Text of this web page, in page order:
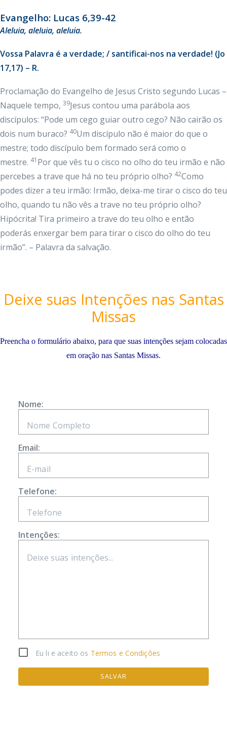
Evangelho: Lucas 6,39-42
Aleluia, aleluia, aleluia.
Vossa Palavra é a verdade; / santificai-nos na verdade! (Jo
17,17) – R.
Proclamação do Evangelho de Jesus Cristo segundo Lucas –
Naquele tempo, 39Jesus contou uma parábola aos
discípulos: “Pode um cego guiar outro cego? Não cairão os
dois num buraco? 40Um discípulo não é maior do que o
mestre; todo discípulo bem formado será como o
mestre. 41 Por que vês tu o cisco no olho do teu irmão e não
percebes a trave que há no teu próprio olho? 42Como
podes dizer a teu irmão: Irmão, deixa-me tirar o cisco do teu
olho, quando tu não vês a trave no teu próprio olho?
Hipócrita! Tira primeiro a trave do teu olho e então
poderás enxergar bem para tirar o cisco do olho do teu
irmão”. – Palavra da salvação.
Deixe suas Intenções nas Santas
Missas
Preencha o formulário abaixo, para que suas intenções sejam colocadas
em oração nas Santas Missas.
Nome:
Email:
Telefone:
Intenções:
Eu li e aceito os Termos e Condições
SALVAR